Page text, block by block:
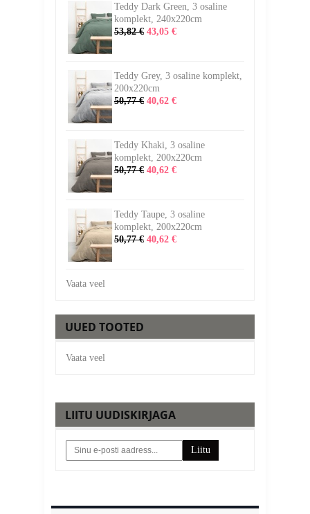
Teddy Dark Green, 3 osaline
komplekt, 240x220cm
53,82 € 43,05 €
Teddy Grey, 3 osaline komplekt,
200x220cm
50,77 € 40,62 €
Teddy Khaki, 3 osaline
komplekt, 200x220cm
50,77 € 40,62 €
Teddy Taupe, 3 osaline
komplekt, 200x220cm
50,77 € 40,62 €
Vaata veel
UUED TOOTED
Vaata veel
LIITU UUDISKIRJAGA
Liitu